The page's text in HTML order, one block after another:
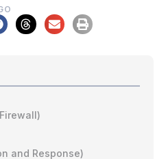
and Response)